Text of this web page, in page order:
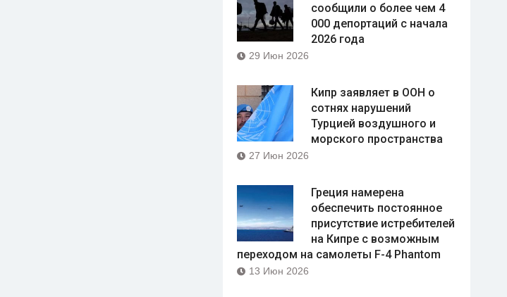
сообщили о более чем 4
000 депортаций с начала
2026 года
29 Июн 2026
Кипр заявляет в ООН о
сотнях нарушений
Турцией воздушного и
морского пространства
27 Июн 2026
Греция намерена
обеспечить постоянное
присутствие истребителей
на Кипре с возможным
переходом на самолеты F-4 Phantom
13 Июн 2026